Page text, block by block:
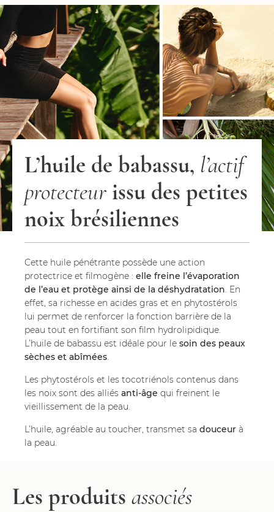
L’huile de babassu, l’actif
protecteurissu des petites
noix brésiliennes
Cette huile pénétrante possède une action
protectrice et filmogène : elle freine l’évaporation
de l’eau et protège ainsi de la déshydratation. En
effet, sa richesse en acides gras et en phytostérols
lui permet de renforcer la fonction barrière de la
peau tout en fortifiant son film hydrolipidique.
L’huile de babassu est idéale pour le soin des peaux
sèches et abîmées.
Les phytostérols et les tocotriénols contenus dans
les noix sont des alliés anti-âge qui freinent le
vieillissement de la peau.
L’huile, agréable au toucher, transmet sa douceur à
la peau.
Les produits associés